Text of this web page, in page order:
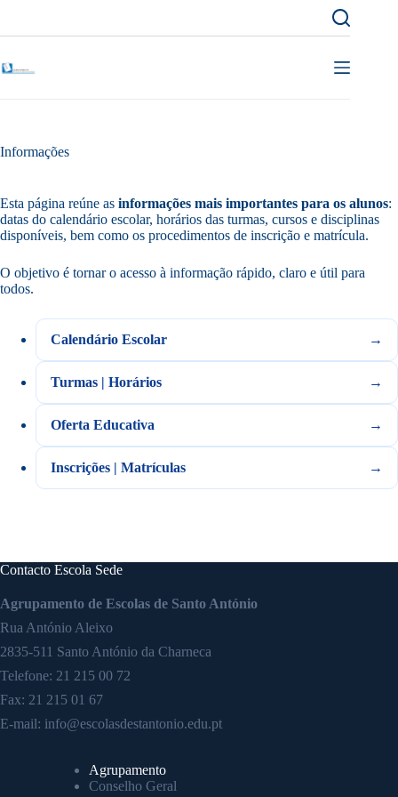
o
Informações
Esta página reúne as informações mais importantes para os alunos:
datas do calendário escolar, horários das turmas, cursos e disciplinas
disponíveis, bem como os procedimentos de inscrição e matrícula.
O objetivo é tornar o acesso à informação rápido, claro e útil para
todos.
Calendário Escolar
Turmas | Horários
Oferta Educativa
Inscrições | Matrículas
Contacto Escola Sede
Agrupamento de Escolas de Santo António
Rua António Aleixo
2835-511 Santo António da Charneca
Telefone: 21 215 00 72
Fax: 21 215 01 67
E-mail: info@escolasdestantonio.edu.pt
Agrupamento
Conselho Geral